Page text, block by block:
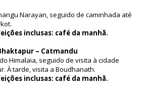
Narayan, seguido de caminhada até
inclusas: café da manhã.
– Catmandu
Himalaia, seguido de visita à cidade
À tarde, visita a Boudhanath.
inclusas: café da manhã.